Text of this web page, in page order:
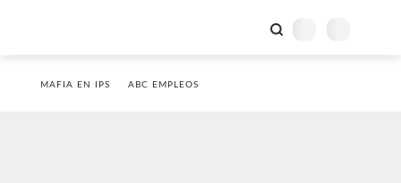
MAFIA EN IPS ABC EMPLEOS